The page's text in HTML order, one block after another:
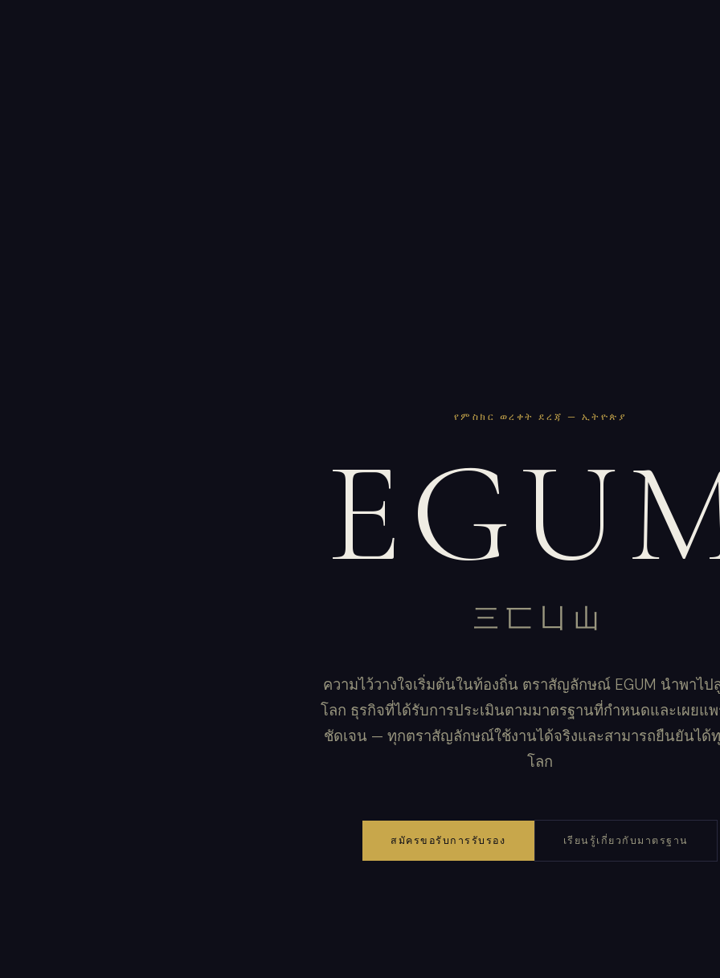
የምስክር ወረቀት ደረጃ — ኢትዮጵያ
三匸凵山
ความไว้วางใจเริ่มต้นในท้องถิ่น ตราสัญลักษณ์ EGUM นำพาไป
โลก ธุรกิจที่ได้รับการประเมินตามมาตรฐานที่กำหนดและเผยแ
ชัดเจน — ทุกตราสัญลักษณ์ใช้งานได้จริงและสามารถยืนยันได้
โลก
สมัครขอรับการรับรอง เรียนรู้เกี่ยวกับมาตรฐาน